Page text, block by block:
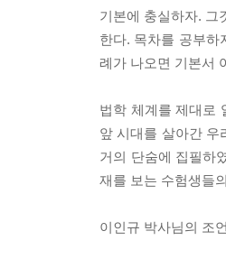
기본에 충실하자. 그
한다. 목차를 공부
례가 나오면 기본서
법학 체계를 제대로
앞 시대를 살아간 우
거의 단숨에 집필하
재를 보는 수험생들
이인규 박사님의 조